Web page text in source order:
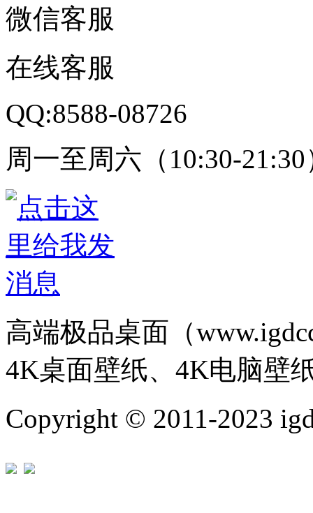
微信客服
在线客服
QQ:8588-08726
周一至周六（10:30-21:30
高端极品桌面（
4K桌面壁纸、4K电脑壁
Copyright © 2011-2023